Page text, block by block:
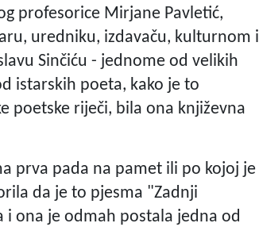
profesorice Mirjane Pavletić,
uredniku, izdavaču, kulturnom i
Sinčiću - jednome od velikih
istarskih poeta, kako je to
poetske riječi, bila ona književna
prva pada na pamet ili po kojoj je
da je to pjesma "Zadnji
ona je odmah postala jedna od